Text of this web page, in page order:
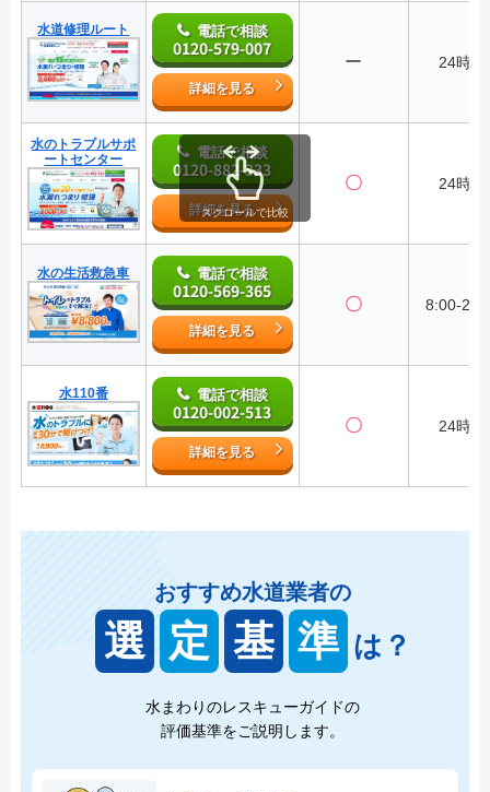
水道修理ルート 電話で相談
0120-579-007
詳細を見る
ー 24時間
水のトラブルサポ
ートセンター
電話で相談
0120-882-333
詳細を見る
〇 24時間
水の生活救急車 電話で相談
0120-569-365
詳細を見る
〇 8:00-
水110番 電話で相談
0120-002-513
詳細を見る
〇 24時間
スクロールで比較
おすすめ水道業者の
選 定 基 準 は？
水まわりのレスキューガイドの
評価基準をご説明します。